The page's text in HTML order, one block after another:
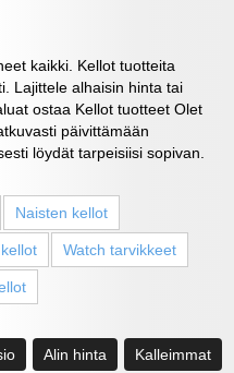
kaikki. Kellot tuotteita
Lajittele alhaisin hinta tai
ostaa Kellot tuotteet Olet
päivittämään
löydät tarpeisiisi sopivan.
Naisten kellot
Watch tarvikkeet
Alin hinta Kalleimmat